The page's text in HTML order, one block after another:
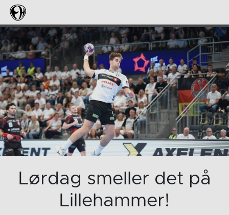
Lørdag smeller det på
Lillehammer!